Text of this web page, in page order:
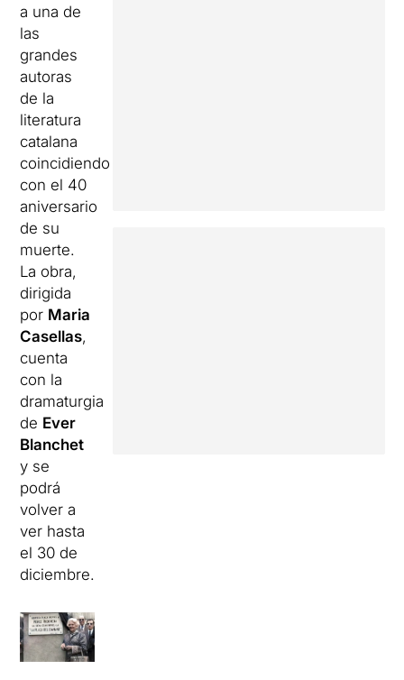
a una de
las
grandes
autoras
de la
literatura
catalana
coincidiendo
con el 40
aniversario
de su
muerte.
La obra,
dirigida
por Maria
Casellas,
cuenta
con la
dramaturgia
de Ever
Blanchet
y se
podrá
volver a
ver hasta
el 30 de
diciembre.